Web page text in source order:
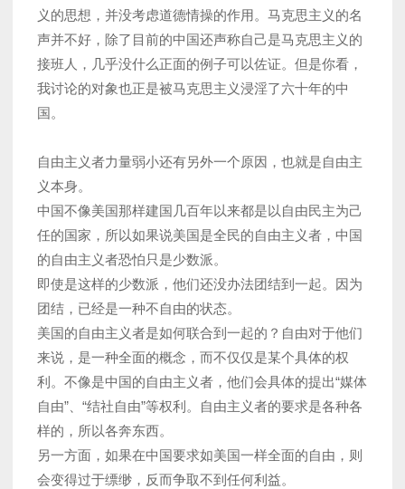
义的思想，并没考虑道德情操的作用。马克思主义的名
声并不好，除了目前的中国还声称自己是马克思主义的
接班人，几乎没什么正面的例子可以佐证。但是你看，
我讨论的对象也正是被马克思主义浸淫了六十年的中
国。
自由主义者力量弱小还有另外一个原因，也就是自由主
义本身。
中国不像美国那样建国几百年以来都是以自由民主为己
任的国家，所以如果说美国是全民的自由主义者，中国
的自由主义者恐怕只是少数派。
即使是这样的少数派，他们还没办法团结到一起。因为
团结，已经是一种不自由的状态。
美国的自由主义者是如何联合到一起的？自由对于他们
来说，是一种全面的概念，而不仅仅是某个具体的权
利。不像是中国的自由主义者，他们会具体的提出“媒体
自由”、“结社自由”等权利。自由主义者的要求是各种各
样的，所以各奔东西。
另一方面，如果在中国要求如美国一样全面的自由，则
会变得过于缥缈，反而争取不到任何利益。